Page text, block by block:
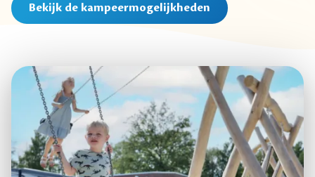
Bekijk de kampeermogelijkheden